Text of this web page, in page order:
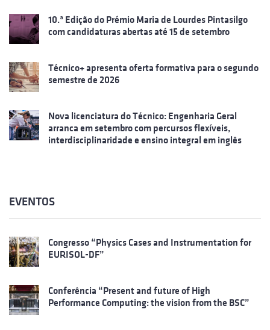
10.ª Edição do Prémio Maria de Lourdes Pintasilgo
com candidaturas abertas até 15 de setembro
Técnico+ apresenta oferta formativa para o segundo
semestre de 2026
Nova licenciatura do Técnico: Engenharia Geral
arranca em setembro com percursos flexíveis,
interdisciplinaridade e ensino integral em inglês
EVENTOS
Congresso “Physics Cases and Instrumentation for
EURISOL-DF”
Conferência “Present and future of High
Performance Computing: the vision from the BSC”